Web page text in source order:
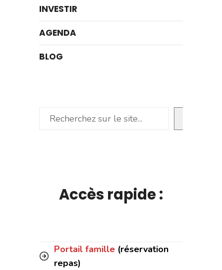
INVESTIR
AGENDA
BLOG
Rechercher
Accès rapide :
Portail famille (réservation
repas)